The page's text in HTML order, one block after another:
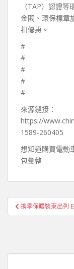
（TAP）認證
金閣、環保標章
扣優惠。
#
#
#
#
#
來源鏈接：
https://
1589-260405
想知道購買電動
包彙整
文
章
換季保暖裝束出列